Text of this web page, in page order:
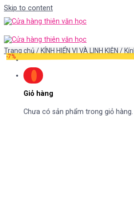
Skip to content
Giỏ hàng
Chưa có sản phẩm trong giỏ hàng.
Trang chủ / KÍNH HIỂN VI VÀ LINH KIỆN /
-7%